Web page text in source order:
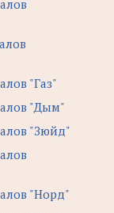
"Газ"
"Дым"
"Зюйд"
"Норд"